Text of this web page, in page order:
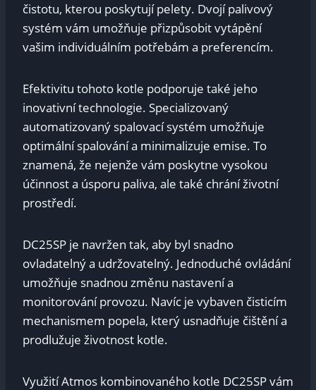
čistotu, kterou poskytují pelety. Dvojí palivový
systém vám umožňuje přizpůsobit vytápění
vašim individuálním potřebám a preferencím.
Efektivitu tohoto kotle podporuje také jeho
inovativní technologie. Specializovaný
automatizovaný spalovací systém umožňuje
optimální spalování a minimalizuje emise. To
znamená, že nejenže vám poskytne vysokou
účinnost a úsporu paliva, ale také chrání životní
prostředí.
DC25SP je navržen tak, aby byl snadno
ovladatelný a udržovatelný. Jednoduché ovládání
umožňuje snadnou změnu nastavení a
monitorování provozu. Navíc je vybaven čisticím
mechanismem popela, který usnadňuje čištění a
prodlužuje životnost kotle.
Využití Atmos kombinovaného kotle DC25SP vám